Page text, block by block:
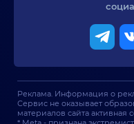
Реклама. Информация о
Сервис не оказывает
материалов сайта активная